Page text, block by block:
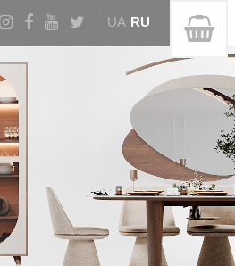
UA RU